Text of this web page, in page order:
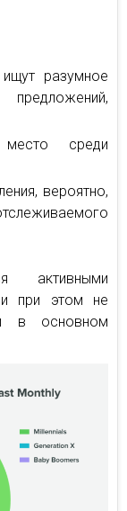
ищут разумное
среди
вероятно,
активными
и при этом не
в основном